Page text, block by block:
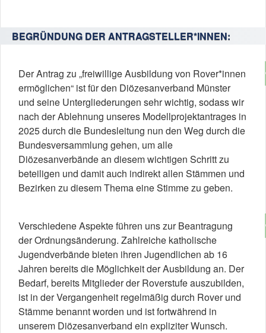
BEGRÜNDUNG DER ANTRAGSTELLER*INNEN:
Der Antrag zu „freiwillige Ausbildung von Rover*innen
ermöglichen“ ist für den Diözesanverband Münster
und seine Untergliederungen sehr wichtig, sodass wir
nach der Ablehnung unseres Modellprojektantrages in
2025 durch die Bundesleitung nun den Weg durch die
Bundesversammlung gehen, um alle
Diözesanverbände an diesem wichtigen Schritt zu
beteiligen und damit auch indirekt allen Stämmen und
Bezirken zu diesem Thema eine Stimme zu geben.
Verschiedene Aspekte führen uns zur Beantragung
der Ordnungsänderung. Zahlreiche katholische
Jugendverbände bieten ihren Jugendlichen ab 16
Jahren bereits die Möglichkeit der Ausbildung an. Der
Bedarf, bereits Mitglieder der Roverstufe auszubilden,
ist in der Vergangenheit regelmäßig durch Rover und
Stämme benannt worden und ist fortwährend in
unserem Diözesanverband ein expliziter Wunsch.